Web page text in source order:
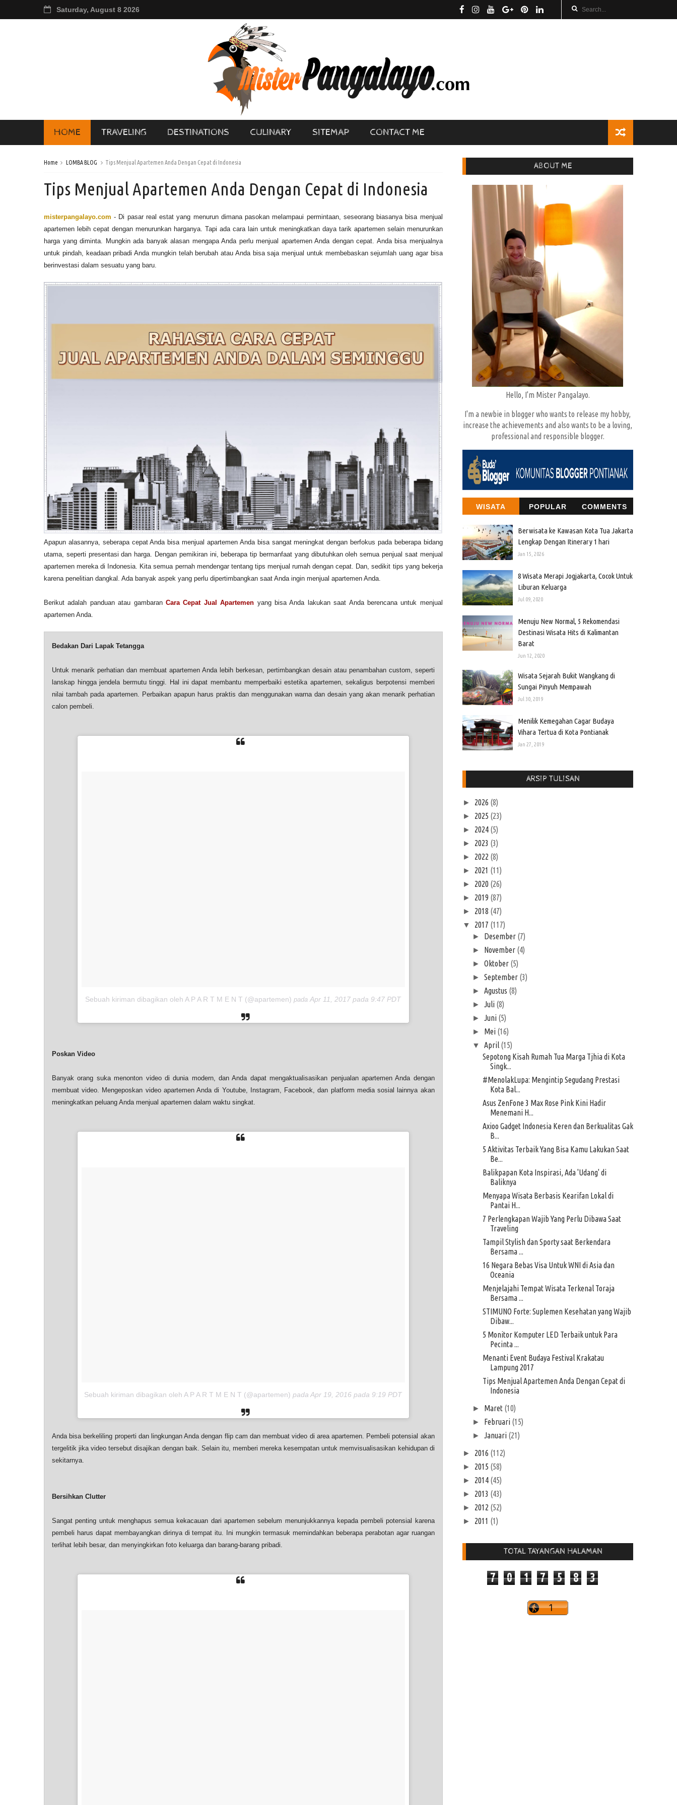
Saturday, August 8 2026
HOME TRAVELING DESTINATIONS CULINARY SITEMAP CONTACT ME
Home LOMBA BLOG Tips Menjual Apartemen Anda Dengan Cepat di Indonesia
Tips Menjual Apartemen Anda Dengan Cepat di Indonesia
misterpangalayo.com- Di pasar real estat yang menurun dimana pasokan melampaui permintaan, seseorang biasanya bisa menjual
apartemen lebih cepat dengan menurunkan harganya. Tapi ada cara lain untuk meningkatkan daya tarik apartemen selain menurunkan
harga yang diminta. Mungkin ada banyak alasan mengapa Anda perlu menjual apartemen Anda dengan cepat. Anda bisa menjualnya
untuk pindah, keadaan pribadi Anda mungkin telah berubah atau Anda bisa saja menjual untuk membebaskan sejumlah uang agar bisa
berinvestasi dalam sesuatu yang baru.
Apapun alasannya, seberapa cepat Anda bisa menjual apartemen Anda bisa sangat meningkat dengan berfokus pada beberapa bidang
utama, seperti presentasi dan harga. Dengan pemikiran ini, beberapa tip bermanfaat yang dibutuhkan oleh semua penjual saat menjual
apartemen mereka di Indonesia. Kita semua pernah mendengar tentang tips menjual rumah dengan cepat. Dan, sedikit tips yang bekerja
karena penelitian dangkal. Ada banyak aspek yang perlu dipertimbangkan saat Anda ingin menjual apartemen Anda.
Berikut adalah panduan atau gambaran Cara Cepat Jual Apartemen yang bisa Anda lakukan saat Anda berencana untuk menjual
apartemen Anda.
Bedakan Dari Lapak Tetangga
Untuk menarik perhatian dan membuat apartemen Anda lebih berkesan, pertimbangkan desain atau penambahan custom, seperti
lanskap hingga jendela bermutu tinggi. Hal ini dapat membantu memperbaiki estetika apartemen, sekaligus berpotensi memberi
nilai tambah pada apartemen. Perbaikan apapun harus praktis dan menggunakan warna dan desain yang akan menarik perhatian
calon pembeli.
Sebuah kiriman dibagikan oleh A P A R T M E N T (@apartemen) padaApr 11, 2017 pada 9:47 PDT
Poskan Video
Banyak orang suka menonton video di dunia modern, dan Anda dapat mengaktualisasikan penjualan apartemen Anda dengan
membuat video. Mengeposkan video apartemen Anda di Youtube, Instagram, Facebook, dan platform media sosial lainnya akan
meningkatkan peluang Anda menjual apartemen dalam waktu singkat.
Sebuah kiriman dibagikan oleh A P A R T M E N T (@apartemen) padaApr 19, 2016 pada 9:19 PDT
Anda bisa berkeliling properti dan lingkungan Anda dengan flip cam dan membuat video di area apartemen. Pembeli potensial akan
tergelitik jika video tersebut disajikan dengan baik. Selain itu, memberi mereka kesempatan untuk memvisualisasikan kehidupan di
sekitarnya.
Bersihkan Clutter
Sangat penting untuk menghapus semua kekacauan dari apartemen sebelum menunjukkannya kepada pembeli potensial karena
pembeli harus dapat membayangkan dirinya di tempat itu. Ini mungkin termasuk memindahkan beberapa perabotan agar ruangan
terlihat lebih besar, dan menyingkirkan foto keluarga dan barang-barang pribadi.
ABOUT ME
Hello, I'm Mister Pangalayo.
I'm a newbie in blogger who wants to release my hobby,
increase the achievements and also wants to be a loving,
professional and responsible blogger.
WISATA POPULAR COMMENTS
Berwisata ke Kawasan Kota Tua Jakarta
Lengkap Dengan Itinerary 1 hari
Jan 15, 2026
8 Wisata Merapi Jogjakarta, Cocok Untuk
Liburan Keluarga
Jul 09, 2020
Menuju New Normal, 5 Rekomendasi
Destinasi Wisata Hits di Kalimantan
Barat
Jun 12, 2020
Wisata Sejarah Bukit Wangkang di
Sungai Pinyuh Mempawah
Jul 30, 2019
Menilik Kemegahan Cagar Budaya
Vihara Tertua di Kota Pontianak
Jan 27, 2019
ARSIP TULISAN
► 2026 (8)
► 2025 (23)
► 2024 (5)
► 2023 (3)
► 2022 (8)
► 2021 (11)
► 2020 (26)
► 2019 (87)
► 2018 (47)
▼ 2017 (117)
► Desember (7)
► November (4)
► Oktober (5)
► September (3)
► Agustus (8)
► Juli (8)
► Juni (5)
► Mei (16)
▼ April (15)
Sepotong Kisah Rumah Tua Marga Tjhia di Kota
Singk...
#MenolakLupa: Mengintip Segudang Prestasi
Kota Bal...
Asus ZenFone 3 Max Rose Pink Kini Hadir
Menemani H...
Axioo Gadget Indonesia Keren dan Berkualitas Gak
B...
5 Aktivitas Terbaik Yang Bisa Kamu Lakukan Saat
Be...
Balikpapan Kota Inspirasi, Ada 'Udang' di
Baliknya
Menyapa Wisata Berbasis Kearifan Lokal di
Pantai H...
7 Perlengkapan Wajib Yang Perlu Dibawa Saat
Traveling
Tampil Stylish dan Sporty saat Berkendara
Bersama ...
16 Negara Bebas Visa Untuk WNI di Asia dan
Oceania
Menjelajahi Tempat Wisata Terkenal Toraja
Bersama ...
STIMUNO Forte: Suplemen Kesehatan yang Wajib
Dibaw...
5 Monitor Komputer LED Terbaik untuk Para
Pecinta ...
Menanti Event Budaya Festival Krakatau
Lampung 2017
Tips Menjual Apartemen Anda Dengan Cepat di
Indonesia
► Maret (10)
► Februari (15)
► Januari (21)
► 2016 (112)
► 2015 (58)
► 2014 (45)
► 2013 (43)
► 2012 (52)
► 2011 (1)
TOTAL TAYANGAN HALAMAN
7 0 1 7 5 8 3